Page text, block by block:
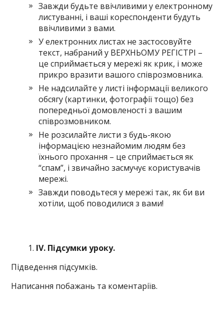
Завжди будьте ввічливими у електронному
листуванні, і ваші кореспонденти будуть
ввічливими з вами.
У електронних листах не застосовуйте
текст, набраний у ВЕРХНЬОМУ РЕГІСТРІ –
це сприймається у мережі як крик, і може
прикро вразити вашого співрозмовника.
Не надсилайте у листі інформації великого
обсягу (картинки, фотографії тощо) без
попередньої домовленості з вашим
співрозмовником.
Не розсилайте листи з будь-якою
інформацією незнайомим людям без
їхнього прохання – це сприймається як
“спам”, і звичайно засмучує користувачів
мережі.
Завжди поводьтеся у мережі так, як би ви
хотіли, щоб поводилися з вами!
IV. Підсумки уроку.
Підведення підсумків.
Написання побажань та коментаріїв.